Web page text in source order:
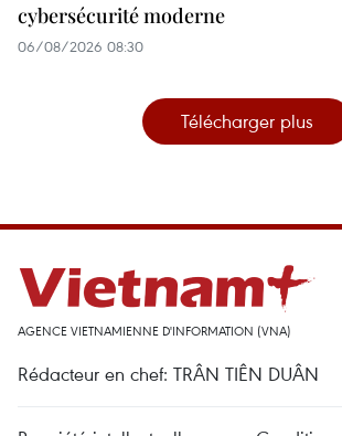
cybersécurité moderne
06/08/2026 08:30
Télécharger plus
AGENCE VIETNAMIENNE D'INFORMATION (VNA)
Rédacteur en chef: TRÂN TIÊN DUÂN